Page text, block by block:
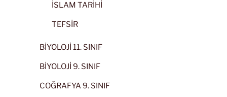
İSLAM TARİHİ
TEFSİR
BİYOLOJİ 11. SINIF
BİYOLOJİ 9. SINIF
COĞRAFYA 9. SINIF